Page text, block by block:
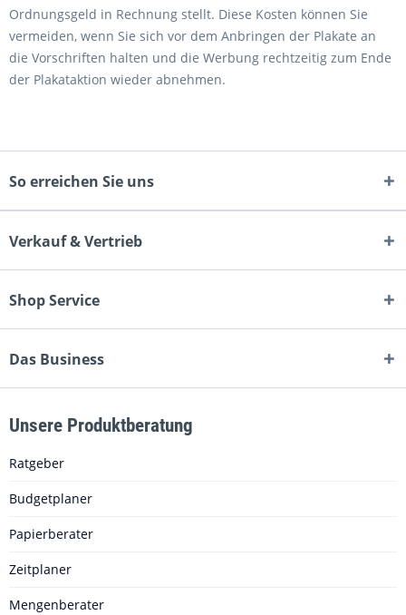
Ordnungsgeld in Rechnung stellt. Diese Kosten können Sie
vermeiden, wenn Sie sich vor dem Anbringen der Plakate an
die Vorschriften halten und die Werbung rechtzeitig zum Ende
der Plakataktion wieder abnehmen.
So erreichen Sie uns
Verkauf & Vertrieb
Shop Service
Das Business
Unsere Produktberatung
Ratgeber
Budgetplaner
Papierberater
Zeitplaner
Mengenberater